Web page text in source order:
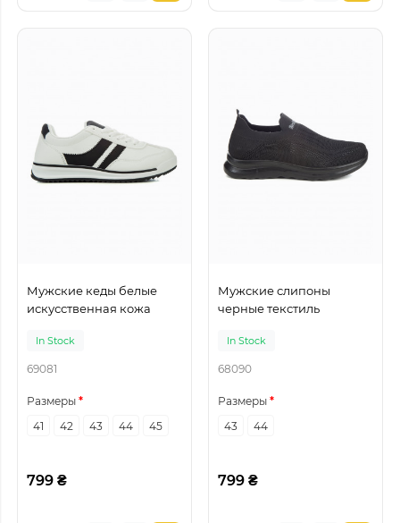
Мужские кеды белые
искусственная кожа
In Stock
69081
Размеры
41
42 43 44 45
799 ₴
Мужские слипоны
черные текстиль
In Stock
68090
Размеры
43
44
799 ₴